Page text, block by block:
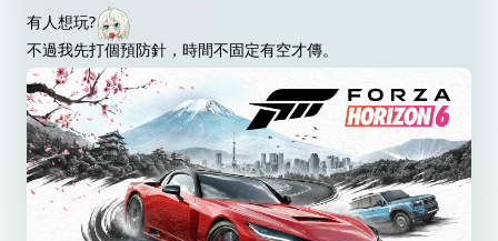
有人想玩?
不過我先打個預防針，時間不固定有空才傳。